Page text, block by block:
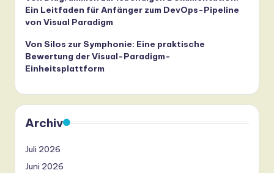
Ein Leitfaden für Anfänger zum DevOps-Pipeline
von Visual Paradigm
Von Silos zur Symphonie: Eine praktische
Bewertung der Visual-Paradigm-
Einheitsplattform
Archiv
Juli 2026
Juni 2026